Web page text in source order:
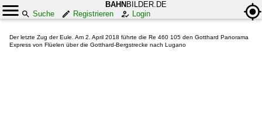
BAHN BILDER.DE
Suche
Registrieren Login
Der letzte Zug der Eule. Am 2. April 2018 führte die Re 460 105 den Gotthard Panorama
Express von Flüelen über die Gotthard-Bergstrecke nach Lugano